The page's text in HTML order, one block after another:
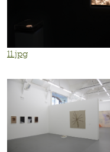
11.jpg